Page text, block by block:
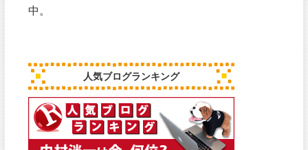
中。
人気ブログランキング